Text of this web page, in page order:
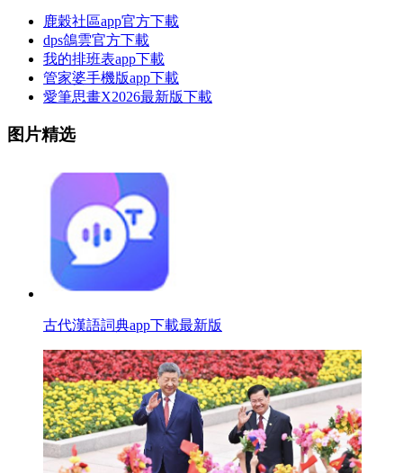
鹿穀社區app官方下載
dps鴿雲官方下載
我的排班表app下載
管家婆手機版app下載
愛筆思畫X2026最新版下載
图片精选
古代漢語詞典app下載最新版